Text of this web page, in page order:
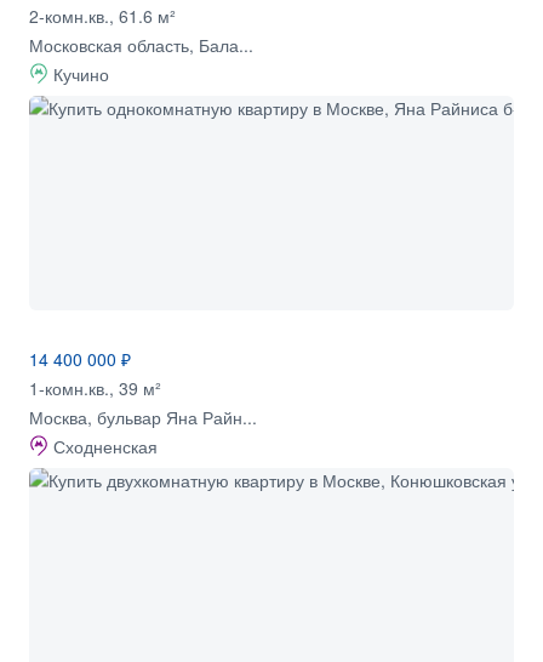
2-комн.кв., 61.6 м²
Московская область, Бала...
Кучино
14 400 000 ₽
1-комн.кв., 39 м²
Москва, бульвар Яна Райн...
Сходненская